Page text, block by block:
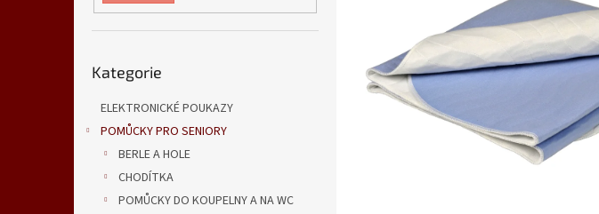
kategorie
Kategorie
ELEKTRONICKÉ POUKAZY
POMŮCKY PRO SENIORY
BERLE A HOLE
CHODÍTKA
POMŮCKY DO KOUPELNY A NA WC